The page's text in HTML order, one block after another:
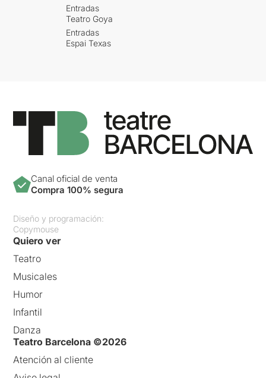
Entradas
Teatro Goya
Entradas
Espai Texas
Canal oficial de venta
Compra 100% segura
Diseño y programación:
Copymouse
Quiero ver
Teatro
Musicales
Humor
Infantil
Danza
Teatro Barcelona ©2026
Atención al cliente